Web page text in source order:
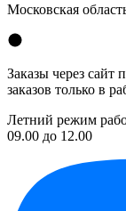
Московская
Заказы через сайт
заказов только в
Летний режим
09.00 до 12.00